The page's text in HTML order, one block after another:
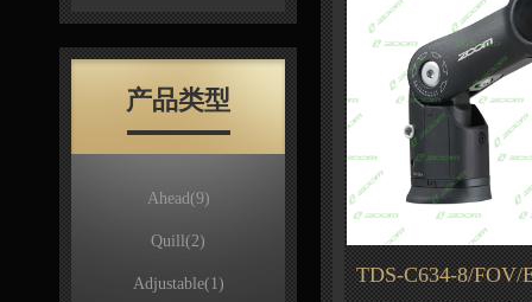
产品类型
Ahead (9)
Quill (2)
Adjustable(1) TDS-C634-8/FOV/